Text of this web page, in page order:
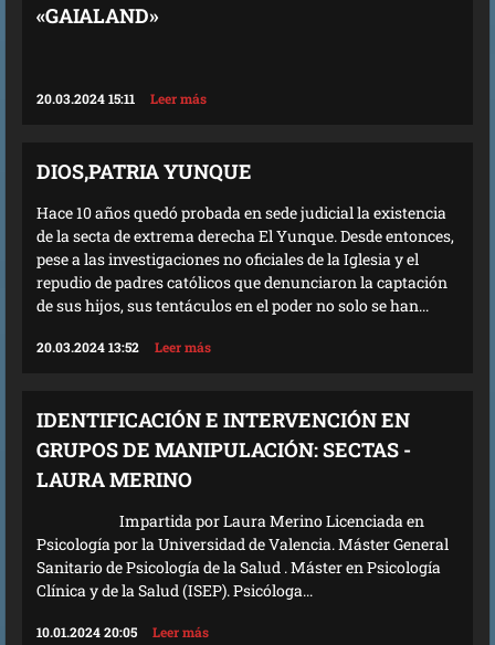
«GAIALAND»
20.03.2024 15:11 Leer más
DIOS,PATRIA YUNQUE
Hace 10 años quedó probada en sede judicial la existencia
de la secta de extrema derecha El Yunque. Desde entonces,
pese a las investigaciones no oficiales de la Iglesia y el
repudio de padres católicos que denunciaron la captación
de sus hijos, sus tentáculos en el poder no solo se han...
20.03.2024 13:52 Leer más
IDENTIFICACIÓN E INTERVENCIÓN EN
GRUPOS DE MANIPULACIÓN: SECTAS -
LAURA MERINO
Impartida por Laura Merino Licenciada en
Psicología por la Universidad de Valencia. Máster General
Sanitario de Psicología de la Salud . Máster en Psicología
Clínica y de la Salud (ISEP). Psicóloga...
10.01.2024 20:05 Leer más